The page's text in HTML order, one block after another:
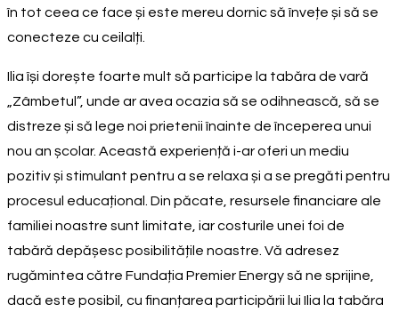
în tot ceea ce face și este mereu dornic să învețe și să se
conecteze cu ceilalți.
Ilia își dorește foarte mult să participe la tabăra de vară
„Zâmbetul”, unde ar avea ocazia să se odihnească, să se
distreze și să lege noi prietenii înainte de începerea unui
nou an școlar. Această experiență i-ar oferi un mediu
pozitiv și stimulant pentru a se relaxa și a se pregăti pentru
procesul educațional. Din păcate, resursele financiare ale
familiei noastre sunt limitate, iar costurile unei foi de
tabără depășesc posibilitățile noastre. Vă adresez
rugămintea către Fundația Premier Energy să ne sprijine,
dacă este posibil, cu finanțarea participării lui Ilia la tabăra